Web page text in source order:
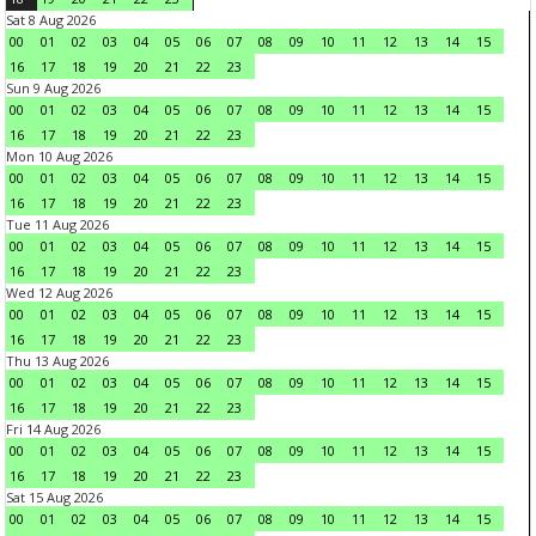
Sat 8 Aug 2026
00
01 02 03 04 05 06 07 08 09 10 11 12 13 14
15
16
17 18 19 20 21 22
23
Sun 9 Aug 2026
00
01 02 03 04 05 06 07 08 09 10 11 12 13 14
15
16
17 18 19 20 21 22
23
Mon 10 Aug 2026
00
01 02 03 04 05 06 07 08 09 10 11 12 13 14
15
16
17 18 19 20 21 22
23
Tue 11 Aug 2026
00
01 02 03 04 05 06 07 08 09 10 11 12 13 14
15
16
17 18 19 20 21 22
23
Wed 12 Aug 2026
00
01 02 03 04 05 06 07 08 09 10 11 12 13 14
15
16
17 18 19 20 21 22
23
Thu 13 Aug 2026
00
01 02 03 04 05 06 07 08 09 10 11 12 13 14
15
16
17 18 19 20 21 22
23
Fri 14 Aug 2026
00
01 02 03 04 05 06 07 08 09 10 11 12 13 14
15
16
17 18 19 20 21 22
23
Sat 15 Aug 2026
00
01 02 03 04 05 06 07 08 09 10 11 12 13 14
15